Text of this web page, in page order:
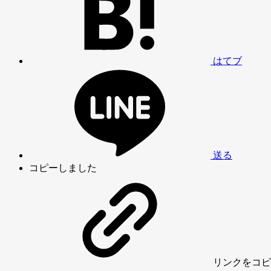
はてブ
送る
コピーしました
リンク をコ